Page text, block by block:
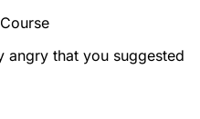
angry that you suggested